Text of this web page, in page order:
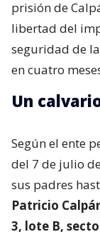
prisión de
libertad del
seguridad de
en cuatro
Un
Según el ente
del 7 de julio
sus padres
Patricio
3, lote B,